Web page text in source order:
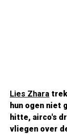
Lies Zhara
hun ogen niet
hitte, airco's
vliegen over